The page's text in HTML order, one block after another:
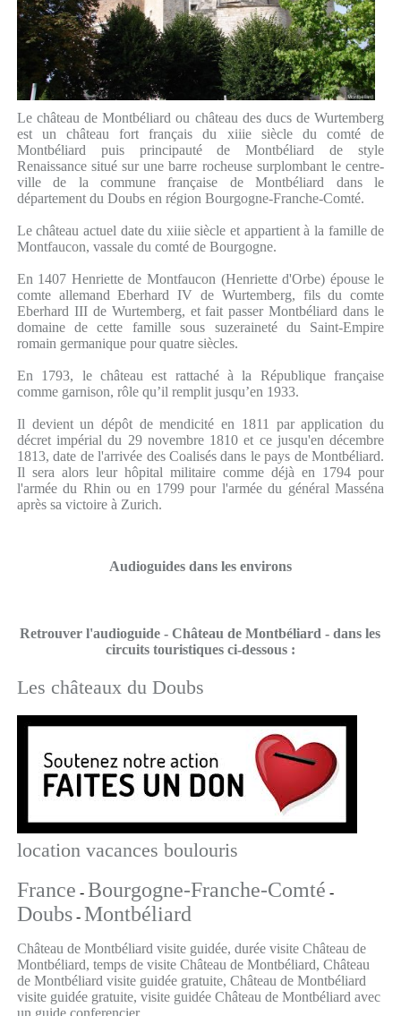
Le château de Montbéliard ou château des ducs de Wurtemberg
est un château fort français du xiiie siècle du comté de
Montbéliard puis principauté de Montbéliard de style
Renaissance situé sur une barre rocheuse surplombant le centre-
ville de la commune française de Montbéliard dans le
département du Doubs en région Bourgogne-Franche-Comté.
Le château actuel date du xiiie siècle et appartient à la famille de
Montfaucon, vassale du comté de Bourgogne.
En 1407 Henriette de Montfaucon (Henriette d'Orbe) épouse le
comte allemand Eberhard IV de Wurtemberg, fils du comte
Eberhard III de Wurtemberg, et fait passer Montbéliard dans le
domaine de cette famille sous suzeraineté du Saint-Empire
romain germanique pour quatre siècles.
En 1793, le château est rattaché à la République française
comme garnison, rôle qu’il remplit jusqu’en 1933.
Il devient un dépôt de mendicité en 1811 par application du
décret impérial du 29 novembre 1810 et ce jusqu'en décembre
1813, date de l'arrivée des Coalisés dans le pays de Montbéliard.
Il sera alors leur hôpital militaire comme déjà en 1794 pour
l'armée du Rhin ou en 1799 pour l'armée du général Masséna
après sa victoire à Zurich.
Audioguides dans les environs
Retrouver l'audioguide - Château de Montbéliard - dans les
circuits touristiques ci-dessous :
Les châteaux du Doubs
location vacances boulouris
France - Bourgogne-Franche-Comté -
Doubs- Montbéliard
Château de Montbéliard visite guidée, durée visite Château de
Montbéliard, temps de visite Château de Montbéliard, Château
de Montbéliard visite guidée gratuite, Château de Montbéliard
visite guidée gratuite, visite guidée Château de Montbéliard avec
un guide conferencier ,